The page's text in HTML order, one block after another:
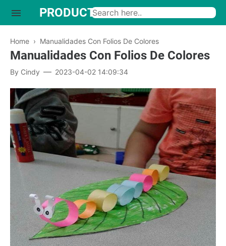
Home › Manualidades Con Folios De Colores
Manualidades Con Folios De Colores
By Cindy 2023-04-02 14:09:34